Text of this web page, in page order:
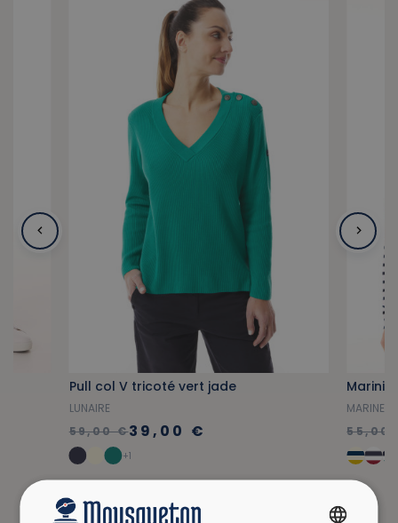
Pull col V tricoté vert jade
LUNAIRE
59,00 €39,00 €
+1
55,00